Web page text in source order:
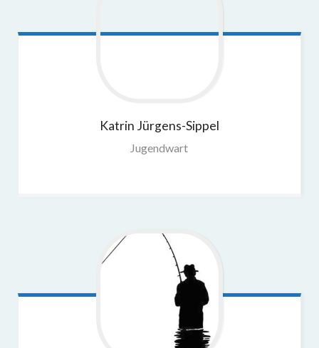
Katrin Jürgens-Sippel
Jugendwart